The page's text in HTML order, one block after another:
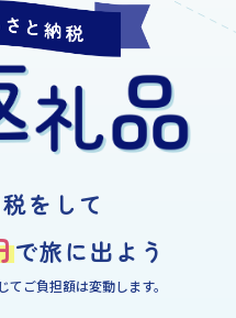
をして
で旅に出よう
ご負担額は変動します。